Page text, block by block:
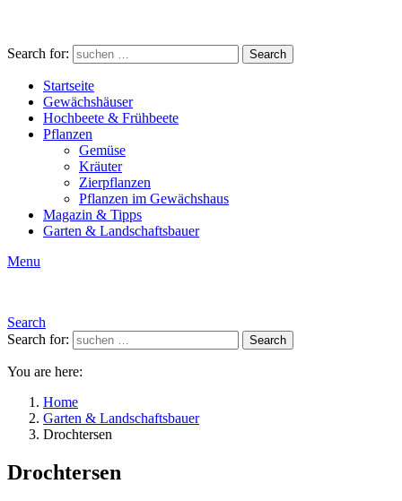
Search for: Search
Startseite
Gewächshäuser
Hochbeete & Frühbeete
Pflanzen
Gemüse
Kräuter
Zierpflanzen
Pflanzen im Gewächshaus
Magazin & Tipps
Garten & Landschaftsbauer
Menu
Search
Search for:
Search
You are here:
Home
Garten & Landschaftsbauer
Drochtersen
Drochtersen